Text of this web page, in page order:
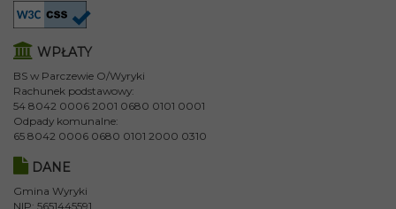
WPŁATY
BS w Parczewie O/Wyryki
Rachunek podstawowy:
54 8042 0006 2001 0680 0101 0001
Odpady komunalne:
65 8042 0006 0680 0101 2000 0310
DANE
Gmina Wyryki
NIP: 5651445591